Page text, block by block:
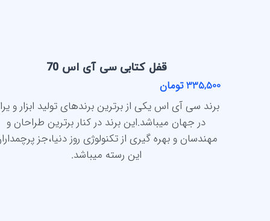
قفل کتابی سی آی اس 70
335,500 تومان
برند سی آی اس یکی از برترین برندهای تولید ابزار و
در جهان میباشد.این برند در کنار برترین طراحان و
مهندسان و بهره گیری از تکنولوژی روز دنیا،جز
این رسته میباشد.